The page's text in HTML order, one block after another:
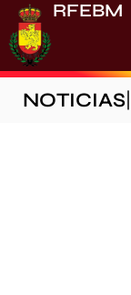
RFEBM
NOTICIAS